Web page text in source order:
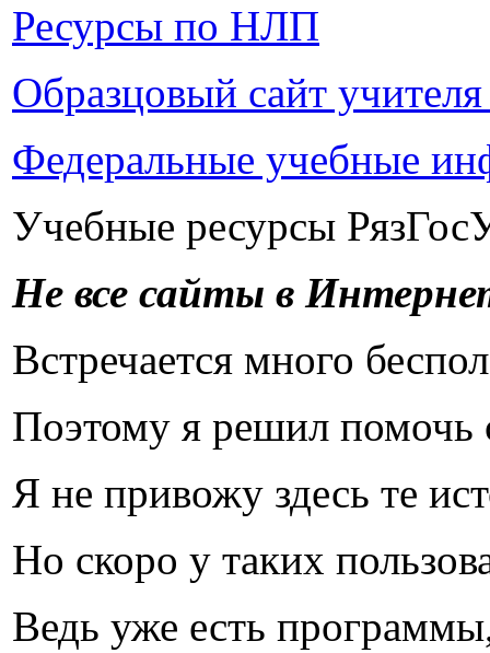
Ресурсы по НЛП
Образцовый сайт
Федеральные учебные
Учебные ресурсы
Не все сайты в
Встречается много
Поэтому я решил помочь
Я не привожу здесь те
Но скоро у таких
Ведь уже есть